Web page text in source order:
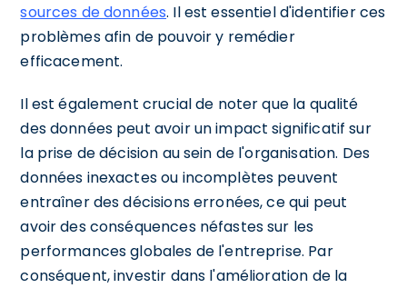
sources de données. Il est essentiel d'identifier ces
problèmes afin de pouvoir y remédier
efficacement.
Il est également crucial de noter que la qualité
des données peut avoir un impact significatif sur
la prise de décision au sein de l'organisation. Des
données inexactes ou incomplètes peuvent
entraîner des décisions erronées, ce qui peut
avoir des conséquences néfastes sur les
performances globales de l'entreprise. Par
conséquent, investir dans l'amélioration de la